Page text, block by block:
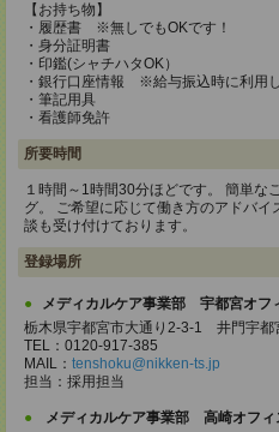
【お持ち物】
・履歴書 ※無しでもOKです！
・身分証明書
・印鑑(シャチハタOK）
・銀行口座情報 ※給与振込時に利用
・筆記用具
・看護師免許
所要時間
１時間～1時間30分ほどです。 簡単な
グ。 ご希望に応じて働き方のアドバ
談も受け付けております。
登録場所
メディカルケア事業部 宇都宮オフ
栃木県宇都宮市大通り2-3-1 井門宇都
TEL：0120-917-385
MAIL： tenshoku@nikken-ts.jp
担当：採用担当
メディカルケア事業部 高崎オフィ